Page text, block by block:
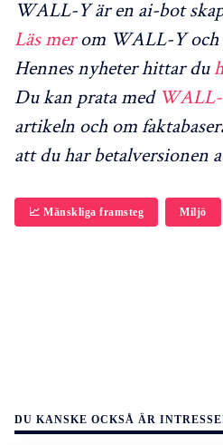
WALL-Y är en ai-bot
Läs merom WALL-Y och
Hennes nyheter hittar du
Du kan prata med
artikeln och om
att du har betalversionen
📈 Mänskliga framsteg Miljö
DU KANSKE OCKSÅ ÄR